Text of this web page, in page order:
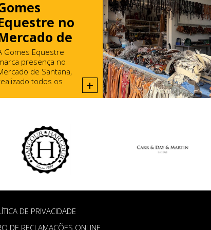
no
de
Gomes Equestre
presença no
de Santana,
todos os
+
DE PRIVACIDADE
DE RECLAMAÇÕES ONLINE